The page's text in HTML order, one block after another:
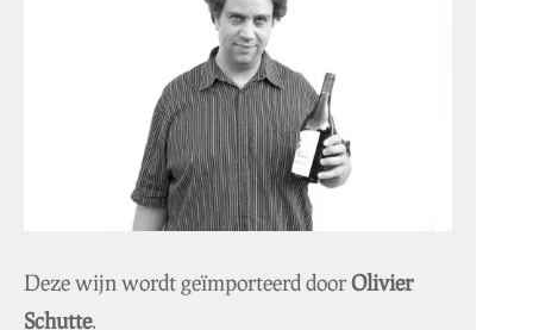
Deze wijn wordt geïmporteerd doorOlivier
Schutte.